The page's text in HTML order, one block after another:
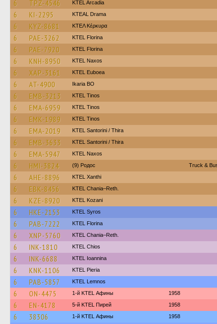
6 TPZ-4546 KTEL Arcadia
6 KI-2295 KTEAL Drama
6 KYZ-8681 ΚΤΕΛ Κέρκυρα
6 PAE-3262 KTEL Florina
6 PAE-7920 KTEL Florina
6 KNH-8950 KTEL Naxos
6 XAP-3161 ΚΤΕL Euboea
6 AT-4900 Ikaria BO
6 EMB-3213 KTEL Tinos
6 EMA-6959 KTEL Tinos
6 EMK-1989 KTEL Tinos
6 EMA-2019 KTEL Santorini / Thira
6 EMB-3633 KTEL Santorini / Thira
6 EMA-5947 KTEL Naxos
6 HMI-3824 (9) Родос Truck &
6 AHE-8896 KTEL Xanthi
6 EBK-8456 KTEL Chania–Reth.
6 KZE-8920 ΚΤΕL Kozani
6 HKE-2153 KTEL Syros
6 PAB-7222 KTEL Florina
6 XNP-5760 KTEL Chania–Reth.
6 INK-1810 KTEL Chios
6 INK-6688 KTEL Ioannina
6 KNK-1106 KTEL Pieria
6 PAB-5857 KTEL Lemnos
6 ON-4475 1-й KTEL Афины 1958
6 EN-4178 5-й KTEL Пирей 1958
6 38306 1-й KTEL Афины 1958